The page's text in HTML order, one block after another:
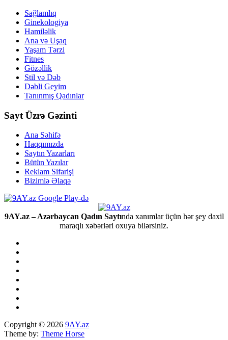
Sağlamlıq
Ginekologiya
Hamiləlik
Ana və Uşaq
Yaşam Tərzi
Fitnes
Gözəllik
Stil və Dəb
Dəbli Geyim
Tanınmış Qadınlar
Sayt Üzrə Gəzinti
Ana Səhifə
Haqqımızda
Saytın Yazarları
Bütün Yazılar
Reklam Sifarişi
Bizimlə Əlaqə
9AY.az – Azərbaycan Qadın Saytında xanımlar üçün hər şey daxil
maraqlı xəbərləri oxuya bilərsiniz.
Copyright © 2026 9AY.az
Theme by: Theme Horse